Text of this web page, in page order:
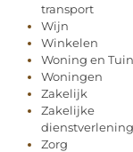
transport
Wijn
Winkelen
Woning en Tuin
Woningen
Zakelijk
Zakelijke
dienstverlening
Zorg